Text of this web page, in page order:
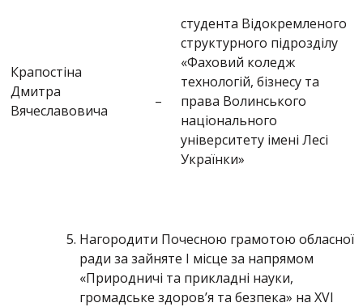
Крапостіна
Дмитра
Вячеславовича
–
студента Відокремленого
структурного підрозділу
«Фаховий коледж
технологій, бізнесу та
права Волинського
національного
університету імені Лесі
Українки»
Нагородити Почесною грамотою обласної
ради за зайняте І місце за напрямом
«Природничі та прикладні науки,
громадське здоров’я та безпека» на XVІ